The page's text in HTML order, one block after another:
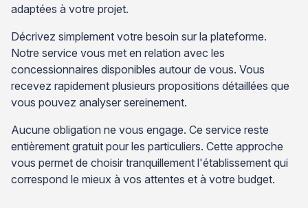
adaptées à votre projet.
Décrivez simplement votre besoin sur la plateforme.
Notre service vous met en relation avec les
concessionnaires disponibles autour de vous. Vous
recevez rapidement plusieurs propositions détaillées que
vous pouvez analyser sereinement.
Aucune obligation ne vous engage. Ce service reste
entièrement gratuit pour les particuliers. Cette approche
vous permet de choisir tranquillement l'établissement qui
correspond le mieux à vos attentes et à votre budget.